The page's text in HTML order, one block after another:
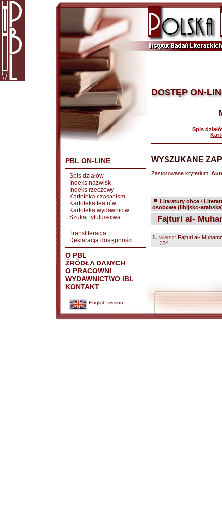
PBL ON-LINE
Spis działów
Indeks nazwisk
Indeks rzeczowy
Kartoteka czasopism
Kartoteka teatrów
Kartoteka wydawnictw
Szukaj tytułu/słowa
Transliteracja
Deklaracja dostępności
O PBL
ŹRÓDŁA DANYCH
O PRACOWNI
WYDAWNICTWO IBL
KONTAKT
English version
DOSTĘP ON-
| Spis
|
WYSZUKANE
Zastosowane kryterium:
Literatury obce /
osobowe (libijsko-
Fajturi al-
1. wiersz: Fajturi al-
124